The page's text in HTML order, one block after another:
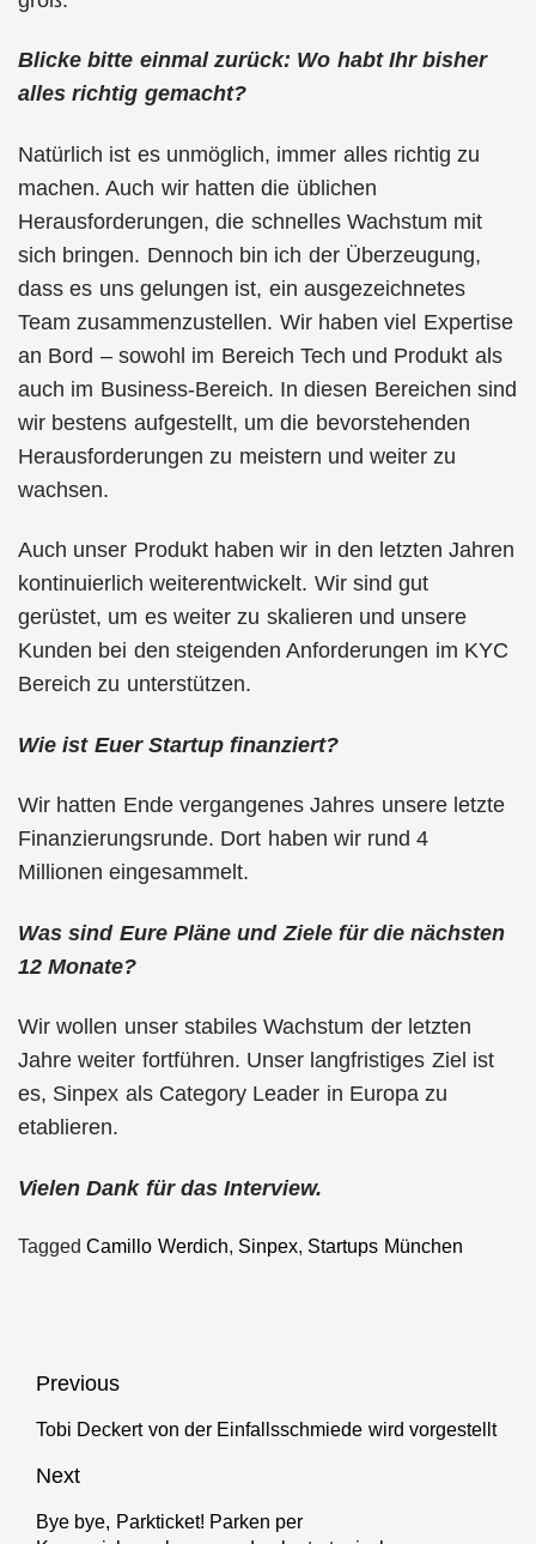
Blicke bitte einmal zurück: Wo habt Ihr bisher
alles richtig gemacht?
Natürlich ist es unmöglich, immer alles richtig zu
machen. Auch wir hatten die üblichen
Herausforderungen, die schnelles Wachstum mit
sich bringen. Dennoch bin ich der Überzeugung,
dass es uns gelungen ist, ein ausgezeichnetes
Team zusammenzustellen. Wir haben viel Expertise
an Bord – sowohl im Bereich Tech und Produkt als
auch im Business-Bereich. In diesen Bereichen sind
wir bestens aufgestellt, um die bevorstehenden
Herausforderungen zu meistern und weiter zu
wachsen.
Auch unser Produkt haben wir in den letzten Jahren
kontinuierlich weiterentwickelt. Wir sind gut
gerüstet, um es weiter zu skalieren und unsere
Kunden bei den steigenden Anforderungen im KYC
Bereich zu unterstützen.
Wie ist Euer Startup finanziert?
Wir hatten Ende vergangenes Jahres unsere letzte
Finanzierungsrunde. Dort haben wir rund 4
Millionen eingesammelt.
Was sind Eure Pläne und Ziele für die nächsten
12 Monate?
Wir wollen unser stabiles Wachstum der letzten
Jahre weiter fortführen. Unser langfristiges Ziel ist
es, Sinpex als Category Leader in Europa zu
etablieren.
Vielen Dank für das Interview.
TaggedCamillo Werdich, Sinpex, Startups München
Beitragsnavigation
Previous
Previous
Tobi Deckert von der Einfallsschmiede wird vorgestellt
Next
Next
Bye bye, Parkticket! Parken per